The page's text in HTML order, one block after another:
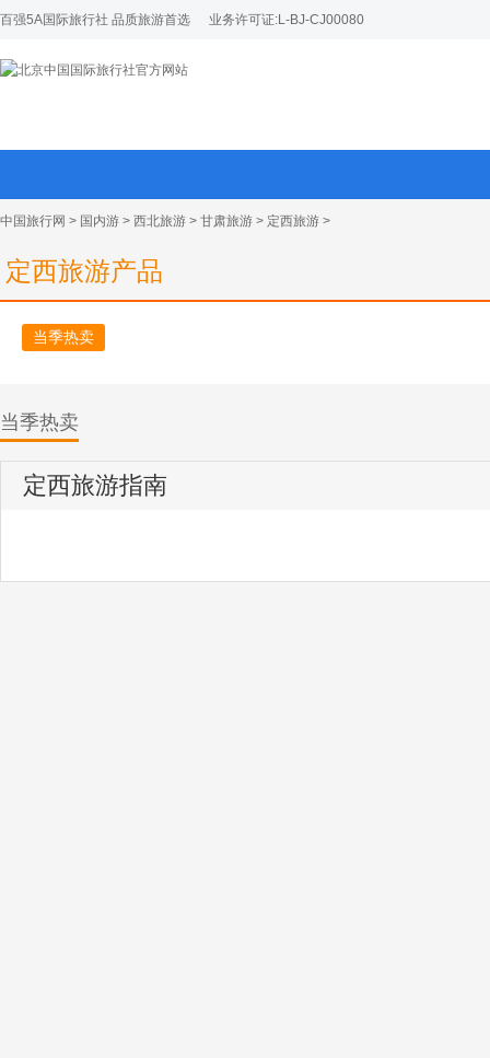
百强5A国际旅行社 品质旅游首选 业务许可证:L-BJ-CJ00080
中国旅行网 > 国内游 > 西北旅游 > 甘肃旅游 > 定西旅游 >
定西旅游产品
当季热卖
当季热卖
定西旅游指南